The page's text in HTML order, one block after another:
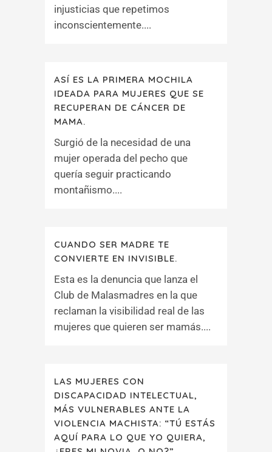
injusticias que repetimos
inconscientemente....
ASÍ ES LA PRIMERA MOCHILA
IDEADA PARA MUJERES QUE SE
RECUPERAN DE CÁNCER DE
MAMA.
Surgió de la necesidad de una
mujer operada del pecho que
quería seguir practicando
montañismo....
CUANDO SER MADRE TE
CONVIERTE EN INVISIBLE.
Esta es la denuncia que lanza el
Club de Malasmadres en la que
reclaman la visibilidad real de las
mujeres que quieren ser mamás....
LAS MUJERES CON
DISCAPACIDAD INTELECTUAL,
MÁS VULNERABLES ANTE LA
VIOLENCIA MACHISTA: “TÚ ESTÁS
AQUÍ PARA LO QUE YO QUIERA,